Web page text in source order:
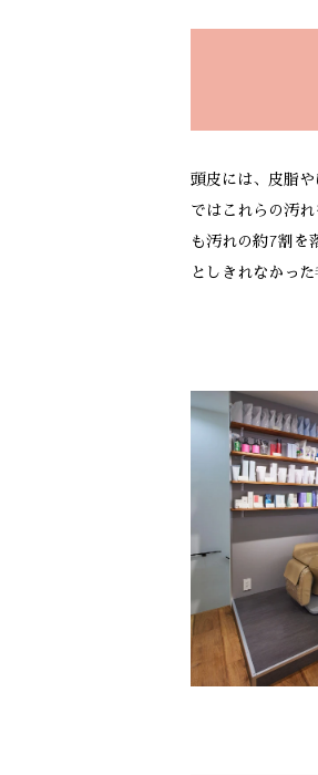
頭皮には、皮脂
ではこれらの汚
も汚れの約7割を
としきれなかっ